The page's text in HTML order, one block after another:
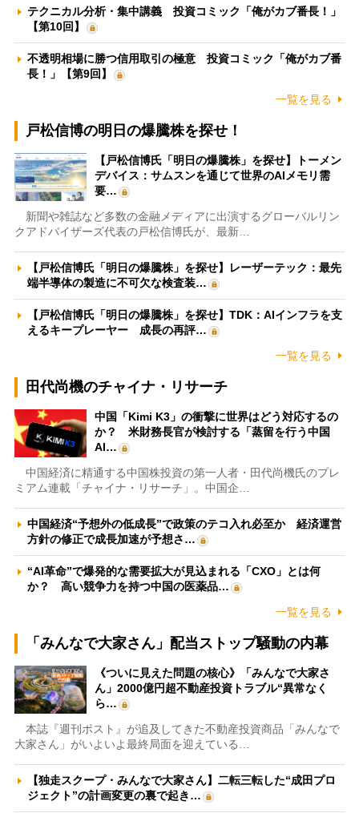
テクニカル分析・集中講義 投資コミック「俺がカブ番長！」
【第10回】
不透明相場に勝つ信用取引の極意 投資コミック「俺がカブ番
長！」【第9回】
一覧を見る
戸松信博の明日の爆騰株を探せ！
【戸松信博氏「明日の爆騰株」を探せ】トーメン
デバイス：サムスンを通じて世界のAIメモリ需
要…
新聞や雑誌など多数の金融メディアに出演するグローバルリン
クアドバイザーズ代表の戸松信博氏が、最新…
【戸松信博氏「明日の爆騰株」を探せ】レーザーテック：最先
端半導体の製造に不可欠な検査装…
【戸松信博氏「明日の爆騰株」を探せ】TDK：AIインフラを支
えるキープレーヤー 成長の再評…
一覧を見る
田代尚機のチャイナ・リサーチ
中国「Kimi K3」の衝撃に世界はどう対応するの
か？ 米財務長官が検討する「蒸留を行う中国
AI…
中国経済に精通する中国株投資の第一人者・田代尚機氏のプレ
ミアム連載「チャイナ・リサーチ」。中国企…
中国経済“予想外の低成長”で政策のテコ入れ必至か 経済運営
方針の修正で成長加速が予想さ…
“AI革命”で爆発的な需要拡大が見込まれる「CXO」とは何
か？ 高い競争力を持つ中国の医薬品…
一覧を見る
「みんなで大家さん」配当ストップ騒動の内幕
《ついに見えた問題の核心》「みんなで大家さ
ん」2000億円超不動産投資トラブル“異常なく
ら…
本誌『週刊ポスト』が追及してきた不動産投資商品「みんなで
大家さん」がいよいよ最終局面を迎えている…
【独走スクープ・みんなで大家さん】二転三転した“成田プロ
ジェクト”の計画変更の裏で起き…